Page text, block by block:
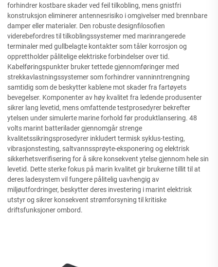
forhindrer kostbare skader ved feil tilkobling, mens gnistfri
konstruksjon eliminerer antennesrisiko i omgivelser med brennbare
damper eller materialer. Den robuste designfilosofien
viderebefordres til tilkoblingssystemer med marinrangerede
terminaler med gullbelagte kontakter som tåler korrosjon og
opprettholder pålitelige elektriske forbindelser over tid.
Kabelføringspunkter bruker tettede gjennomføringer med
strekkavlastningssystemer som forhindrer vanninntrengning
samtidig som de beskytter kablene mot skader fra fartøyets
bevegelser. Komponenter av høy kvalitet fra ledende produsenter
sikrer lang levetid, mens omfattende testprosedyrer bekrefter
ytelsen under simulerte marine forhold før produktlansering. 48
volts marint batterilader gjennomgår strenge
kvalitetssikringsprosedyrer inkludert termisk syklus-testing,
vibrasjonstesting, saltvannssprøyte-eksponering og elektrisk
sikkerhetsverifisering for å sikre konsekvent ytelse gjennom hele sin
levetid. Dette sterke fokus på marin kvalitet gir brukerne tillit til at
deres ladesystem vil fungere pålitelig uavhengig av
miljøutfordringer, beskytter deres investering i marint elektrisk
utstyr og sikrer konsekvent strømforsyning til kritiske
driftsfunksjoner ombord.